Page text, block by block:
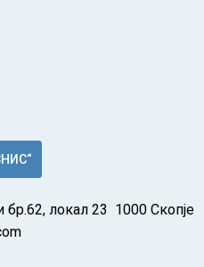
бр.62, локал 23 1000 Скопје